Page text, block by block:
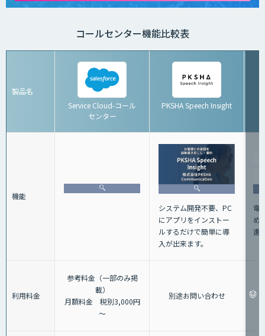
コールセンター機能比較表
製品名
Service Cloud-コール
センター
PKSHA Speech Insight
機能
システム開発不要、PC
にアプリをインストー
ルするだけで簡単に導
入が出来ます。
電
め
進
利用料金
参考料金（一部のみ掲
載）
月額料金 税別3,000円
～
別途お問い合わせ